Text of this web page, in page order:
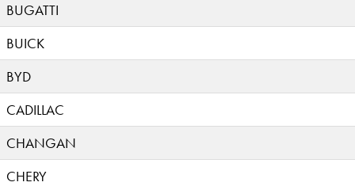
BUGATTI
BUICK
BYD
CADILLAC
CHANGAN
CHERY